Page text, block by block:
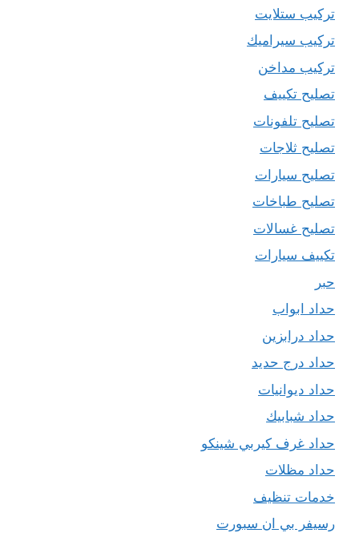
تركيب ستلايت
تركيب سيراميك
تركيب مداخن
تصليح تكييف
تصليح تلفونات
تصليح ثلاجات
تصليح سيارات
تصليح طباخات
تصليح غسالات
تكييف سيارات
حبر
حداد ابواب
حداد درابزين
حداد درج حديد
حداد ديوانيات
حداد شبابيك
حداد غرف كيربي شينكو
حداد مظلات
خدمات تنظيف
رسيفر بي ان سبورت